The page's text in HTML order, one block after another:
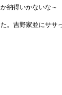
納得いかないな～
。吉野家並にササ